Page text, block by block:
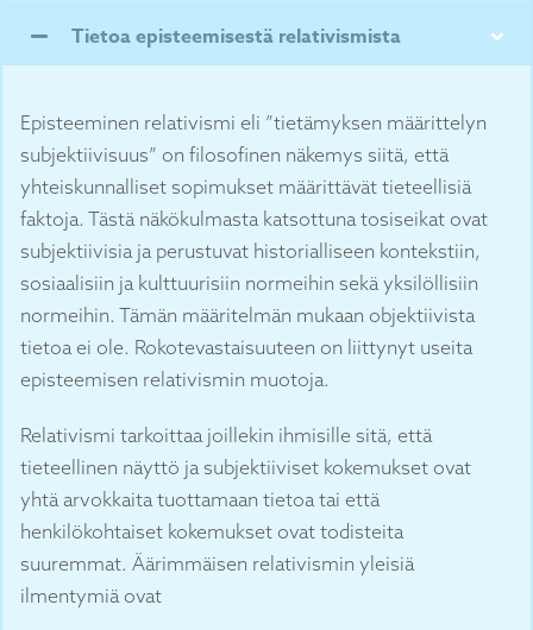
Tietoa episteemisestä relativismista
Episteeminen relativismi eli ”tietämyksen määrittelyn
subjektiivisuus” on filosofinen näkemys siitä, että
yhteiskunnalliset sopimukset määrittävät tieteellisiä
faktoja. Tästä näkökulmasta katsottuna tosiseikat ovat
subjektiivisia ja perustuvat historialliseen kontekstiin,
sosiaalisiin ja kulttuurisiin normeihin sekä yksilöllisiin
normeihin. Tämän määritelmän mukaan objektiivista
tietoa ei ole. Rokotevastaisuuteen on liittynyt useita
episteemisen relativismin muotoja.
Relativismi tarkoittaa joillekin ihmisille sitä, että
tieteellinen näyttö ja subjektiiviset kokemukset ovat
yhtä arvokkaita tuottamaan tietoa tai että
henkilökohtaiset kokemukset ovat todisteita
suuremmat. Äärimmäisen relativismin yleisiä
ilmentymiä ovat